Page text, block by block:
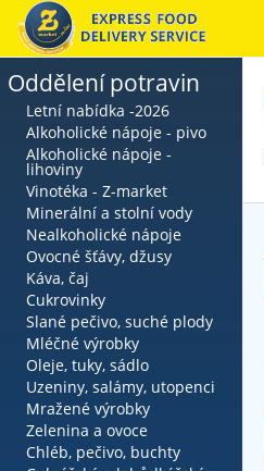
Oddělení potravin
Letní nabídka -2026
Alkoholické nápoje - pivo
Alkoholické nápoje -
lihoviny
Vinotéka - Z-market
Minerální a stolní vody
Nealkoholické nápoje
Ovocné šťávy, džusy
Káva, čaj
Cukrovinky
Slané pečivo, suché plody
Mléčné výrobky
Oleje, tuky, sádlo
Uzeniny, salámy, utopenci
Mražené výrobky
Zelenina a ovoce
Chléb, pečivo, buchty